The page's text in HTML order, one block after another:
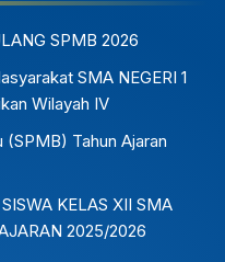
SPMB 2026
SMA NEGERI 1
Wilayah IV
Tahun Ajaran
KELAS XII SMA
2025/2026